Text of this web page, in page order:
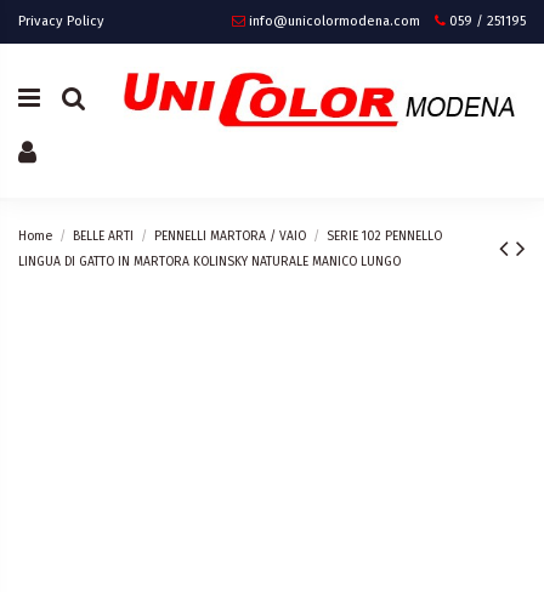
Privacy Policy info@unicolormodena.com 059 / 251195
Home BELLE ARTI PENNELLI MARTORA / VAIO
SERIE 102 PENNELLO
LINGUA DI GATTO IN MARTORA KOLINSKY NATURALE MANICO LUNGO